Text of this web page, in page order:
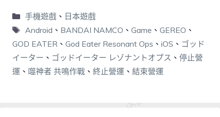
手機遊戲、 日本遊戲
Android 、 BANDAI NAMCO 、 Game 、 GEREO 、
GOD EATER 、 God Eater Resonant Ops 、 iOS 、 ゴッド
イーター 、 ゴッドイーター レゾナントオプス 、 停止營
運 、 噬神者 共鳴作戰 、 終止營運 、 結束營運